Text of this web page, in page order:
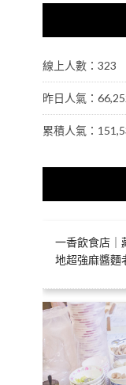
線上人數：323
昨日人氣：
累積人氣：
一香飲食店｜
地超強麻醬麵